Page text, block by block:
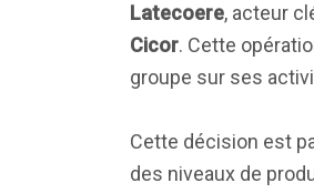
Latecoere, acteur
Cicor. Cette
groupe sur ses
Cette décision est
des niveaux de